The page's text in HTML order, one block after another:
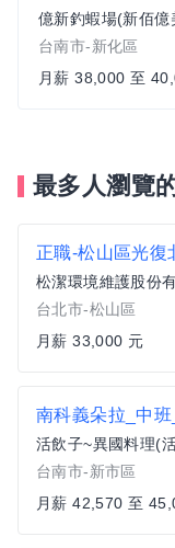
億新釣蝦場(新佰億
台南市-新化區
月薪 38,000 至
最多人瀏覽
正職-松山區光復
松潔環境維護股份
台北市-松山區
月薪 33,000 元
南科義朵拉_中
活飲子~異國料理(
台南市-新市區
月薪 42,570 至